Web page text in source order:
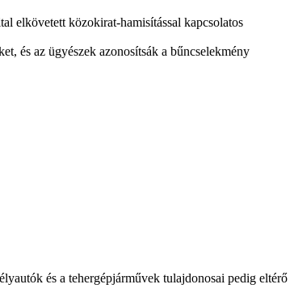
elkövetett közokirat-hamisítással kapcsolatos
és az ügyészek azonosítsák a bűncselekmény
és a tehergépjárművek tulajdonosai pedig eltérő